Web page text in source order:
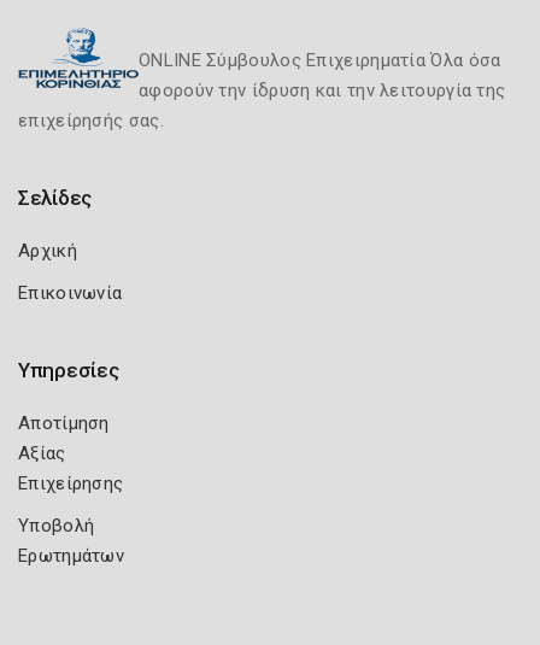
ONLINE Σύμβουλος Επιχειρηματία Όλα όσα
αφορούν την ίδρυση και την λειτουργία της
επιχείρησής σας.
Σελίδες
Αρχική
Επικοινωνία
Υπηρεσίες
Αποτίμηση
Αξίας
Επιχείρησης
Υποβολή
Ερωτημάτων